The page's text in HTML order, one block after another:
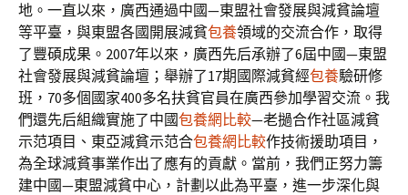
地。一直以來，廣西通過中國—東盟社會發展與減貧論壇
等平臺，與東盟各國開展減貧包養領域的交流合作，取得
了豐碩成果。2007年以來，廣西先后承辦了6屆中國—東盟
社會發展與減貧論壇；舉辦了17期國際減貧經包養驗研修
班，70多個國家400多名扶貧官員在廣西參加學習交流。我
們還先后組織實施了中國包養網比較—老撾合作社區減貧
示范項目、東亞減貧示范合包養網比較作技術援助項目，
為全球減貧事業作出了應有的貢獻。當前，我們正努力籌
建中國—東盟減貧中心，計劃以此為平臺，進一步深化與